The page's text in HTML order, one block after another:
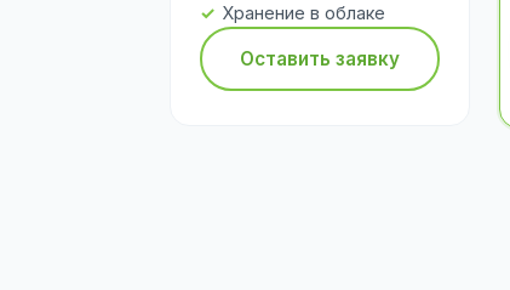
Хранение в облаке
Оставить заявку